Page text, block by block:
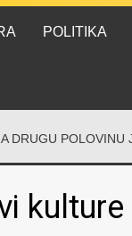
POLITIKA
DRUGU POLOVINU
kulture